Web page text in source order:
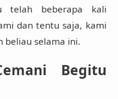
telah beberapa kali
dan tentu saja, kami
beliau selama ini.
Begitu